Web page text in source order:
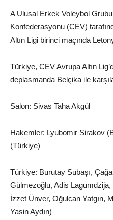
A Ulusal Erkek Voleybol
Konfederasyonu (CEV)
Altın Ligi birinci maçında
Türkiye, CEV Avrupa Altın
deplasmanda Belçika ile
Salon: Sivas Taha Akgül
Hakemler: Lyubomir Sirakov
(Türkiye)
Türkiye: Burutay Subaşı,
Gülmezoğlu, Adis
İzzet Ünver, Oğulcan Yatgın,
Yasin Aydın)